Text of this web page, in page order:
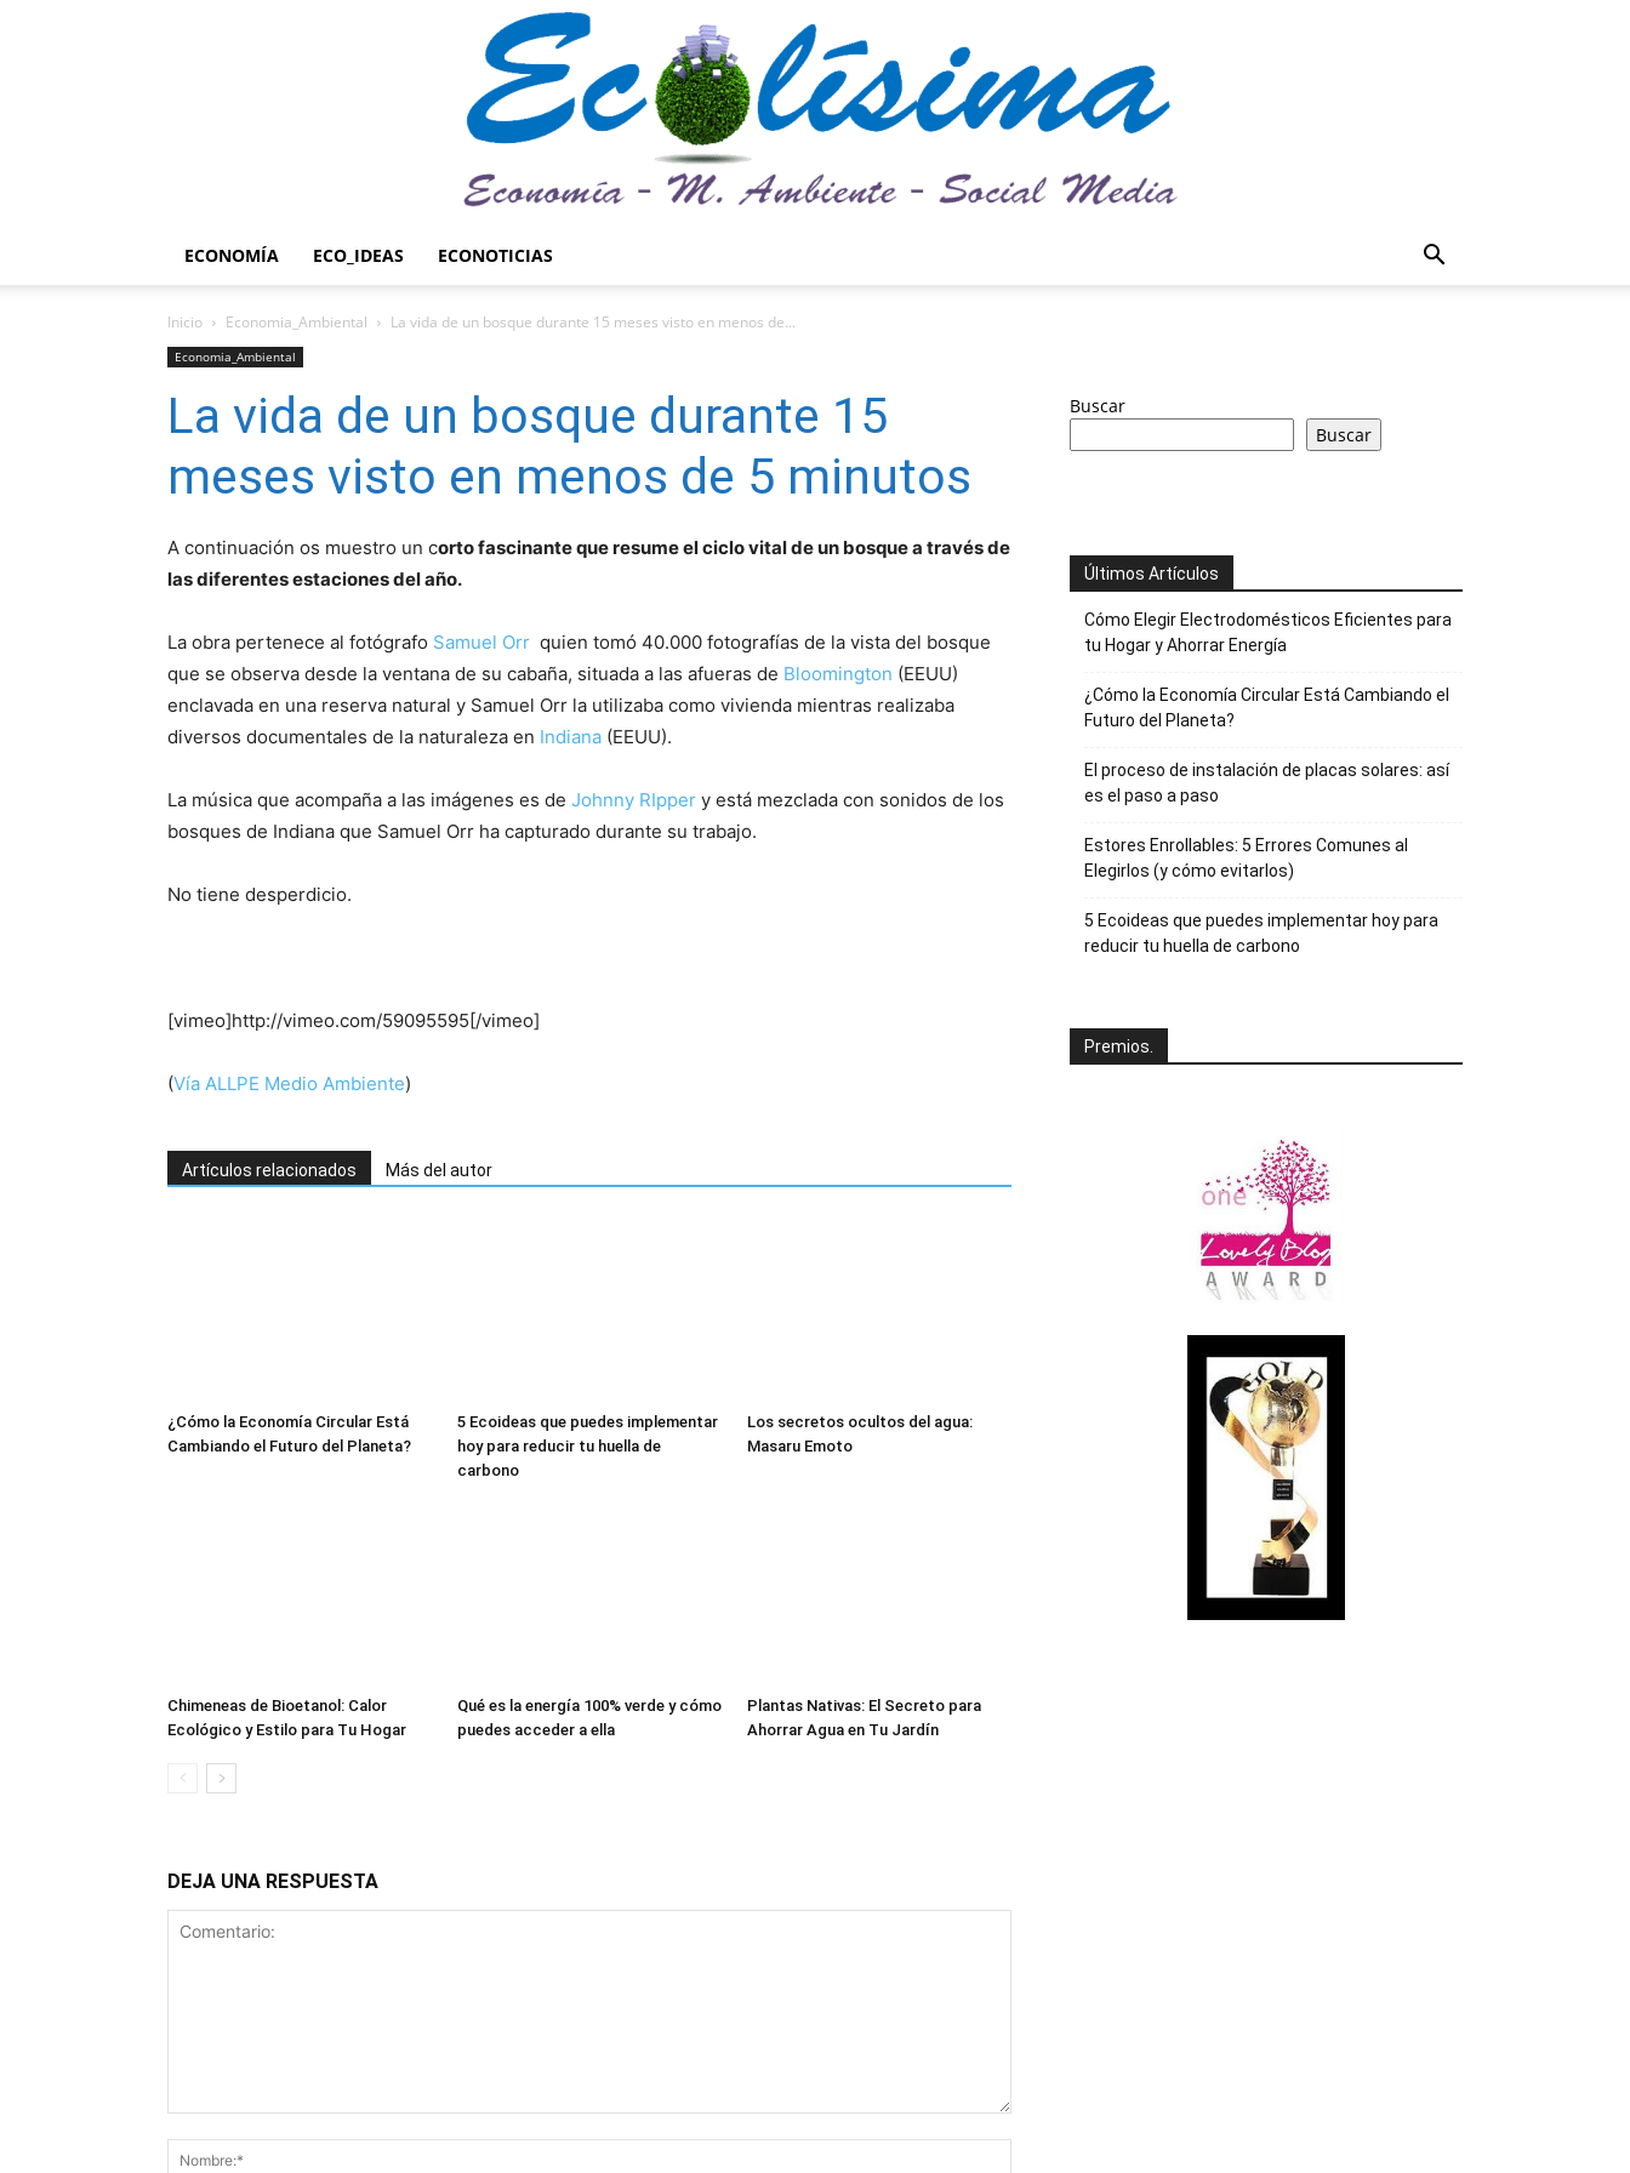
Medio
ECONOMÍA ECO_IDEAS ECONOTICIAS
Inicio Economia_Ambiental La vida de un bosque durante 15 meses visto en menos de...
Economia_Ambiental
La vida de un bosque durante 15
meses visto en menos de 5 minutos
A continuación os muestro un corto fascinante que resume el ciclo vital de un bosque a través de
las diferentes estaciones del año.
La obra pertenece al fotógrafo Samuel Orr quien tomó 40.000 fotografías de la vista del bosque
que se observa desde la ventana de su cabaña, situada a las afueras de Bloomington (EEUU)
enclavada en una reserva natural y Samuel Orr la utilizaba como vivienda mientras realizaba
diversos documentales de la naturaleza en Indiana (EEUU).
La música que acompaña a las imágenes es de Johnny RIpper y está mezclada con sonidos de los
bosques de Indiana que Samuel Orr ha capturado durante su trabajo.
No tiene desperdicio.
[vimeo]http://vimeo.com/59095595[/vimeo]
(Vía ALLPE Medio Ambiente)
Artículos relacionados Más del autor
¿Cómo la Economía Circular Está
Cambiando el Futuro del Planeta?
5 Ecoideas que puedes implementar
hoy para reducir tu huella de
carbono
Los secretos ocultos del agua:
Masaru Emoto
Chimeneas de Bioetanol: Calor
Ecológico y Estilo para Tu Hogar
Qué es la energía 100% verde y cómo
puedes acceder a ella
Plantas Nativas: El Secreto para
Ahorrar Agua en Tu Jardín
DEJA UNA RESPUESTA
Buscar
Buscar
Últimos Artículos
Cómo Elegir Electrodomésticos Eficientes para
tu Hogar y Ahorrar Energía
¿Cómo la Economía Circular Está Cambiando el
Futuro del Planeta?
El proceso de instalación de placas solares: así
es el paso a paso
Estores Enrollables: 5 Errores Comunes al
Elegirlos (y cómo evitarlos)
5 Ecoideas que puedes implementar hoy para
reducir tu huella de carbono
Premios.